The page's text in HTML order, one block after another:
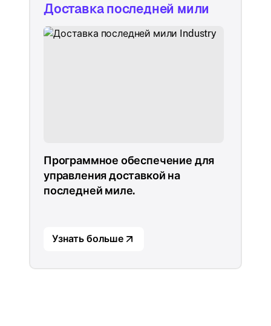
Доставка последней мили
Программное обеспечение для
управления доставкой на
последней миле.
Узнать больше